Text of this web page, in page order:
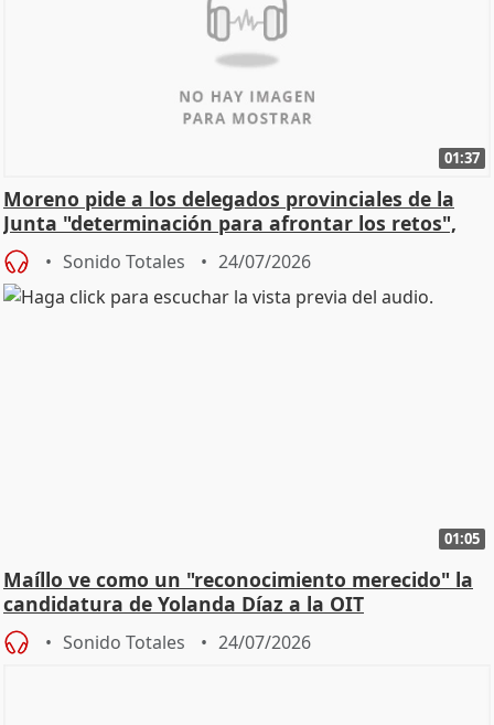
01:37
Moreno pide a los delegados provinciales de la
Junta "determinación para afrontar los retos",
diálog
Sonido Totales 24/07/2026
01:05
Maíllo ve como un "reconocimiento merecido" la
candidatura de Yolanda Díaz a la OIT
Sonido Totales 24/07/2026